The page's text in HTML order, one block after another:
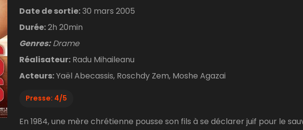
Date de sortie:30 mars 2005
Durée:2h 20min
Genres:Drame
Réalisateur: Radu Mihaileanu
Acteurs:Yaël Abecassis, Roschdy Zem, Moshe Agazai
Presse: 4/5
En 1984, une mère chrétienne pousse son fils à se déclarer juif pour le